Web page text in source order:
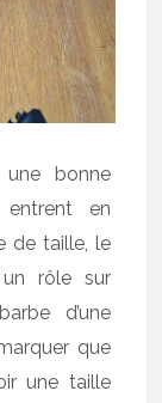
bonne
entrent en
de taille, le
rôle sur
d’une
que
une taille